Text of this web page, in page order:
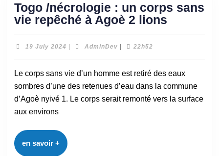
Togo /nécrologie : un corps sans
vie repêché à Agoè 2 lions
19 July 2024 AdminDev 22h52
Le corps sans vie d’un homme est retiré des eaux
sombres d’une des retenues d’eau dans la commune
d’Agoè nyivé 1. Le corps serait remonté vers la surface
aux environs
en savoir +